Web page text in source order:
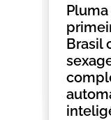
Brasil